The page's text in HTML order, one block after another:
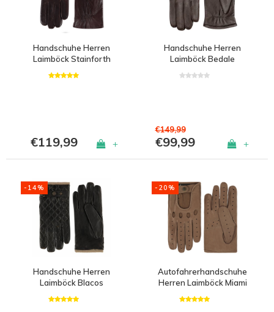
Handschuhe Herren
Laimböck Stainforth
€119,99 +
Handschuhe Herren
Laimböck Bedale
€149,99
€99,99 +
-14%
Handschuhe Herren
Laimböck Blacos
-20%
Autofahrerhandschuhe
Herren Laimböck Miami